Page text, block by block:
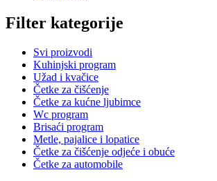
Filter kategorije
Svi proizvodi
Kuhinjski program
Užad i kvačice
Četke za čišćenje
Četke za kućne ljubimce
Wc program
Brisaći program
Metle, pajalice i lopatice
Četke za čišćenje odjeće i obuće
Četke za automobile